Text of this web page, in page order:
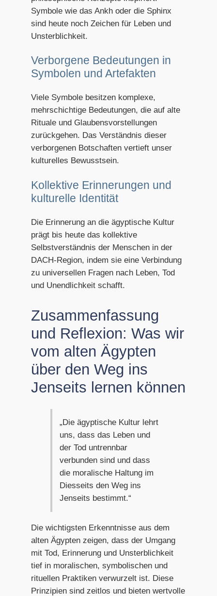
Symbole wie das Ankh oder die Sphinx
sind heute noch Zeichen für Leben und
Unsterblichkeit.
Verborgene Bedeutungen in
Symbolen und Artefakten
Viele Symbole besitzen komplexe,
mehrschichtige Bedeutungen, die auf alte
Rituale und Glaubensvorstellungen
zurückgehen. Das Verständnis dieser
verborgenen Botschaften vertieft unser
kulturelles Bewusstsein.
Kollektive Erinnerungen und
kulturelle Identität
Die Erinnerung an die ägyptische Kultur
prägt bis heute das kollektive
Selbstverständnis der Menschen in der
DACH-Region, indem sie eine Verbindung
zu universellen Fragen nach Leben, Tod
und Unendlichkeit schafft.
Zusammenfassung
und Reflexion: Was wir
vom alten Ägypten
über den Weg ins
Jenseits lernen können
„Die ägyptische Kultur lehrt
uns, dass das Leben und
der Tod untrennbar
verbunden sind und dass
die moralische Haltung im
Diesseits den Weg ins
Jenseits bestimmt.“
Die wichtigsten Erkenntnisse aus dem
alten Ägypten zeigen, dass der Umgang
mit Tod, Erinnerung und Unsterblichkeit
tief in moralischen, symbolischen und
rituellen Praktiken verwurzelt ist. Diese
Prinzipien sind zeitlos und bieten wertvolle